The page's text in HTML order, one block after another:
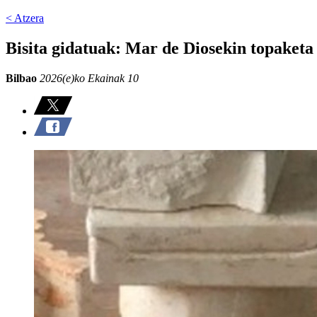
< Atzera
Bisita gidatuak: Mar de Diosekin topaketa
Bilbao 2026(e)ko Ekainak 10